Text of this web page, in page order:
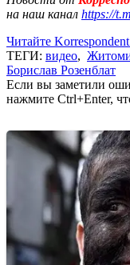
на наш канал https://
Читайте
ТЕГИ: видео,
Борислав Розенблат
Если вы заметили
нажмите Ctrl+Enter,